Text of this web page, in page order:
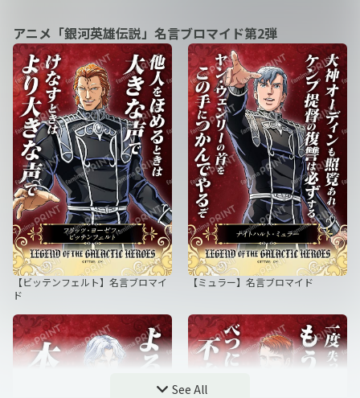
【ロイエンタール】名言ブロマイド
【ミッターマイヤー】名言ブロマイ
ド
アニメ「銀河英雄伝説」名言ブロマイド第2弾
【ビッテンフェルト】名言ブロマイ
ド
【ミュラー】名言ブロマイド
See All